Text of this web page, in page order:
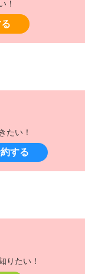
！
たい！
する
りたい！